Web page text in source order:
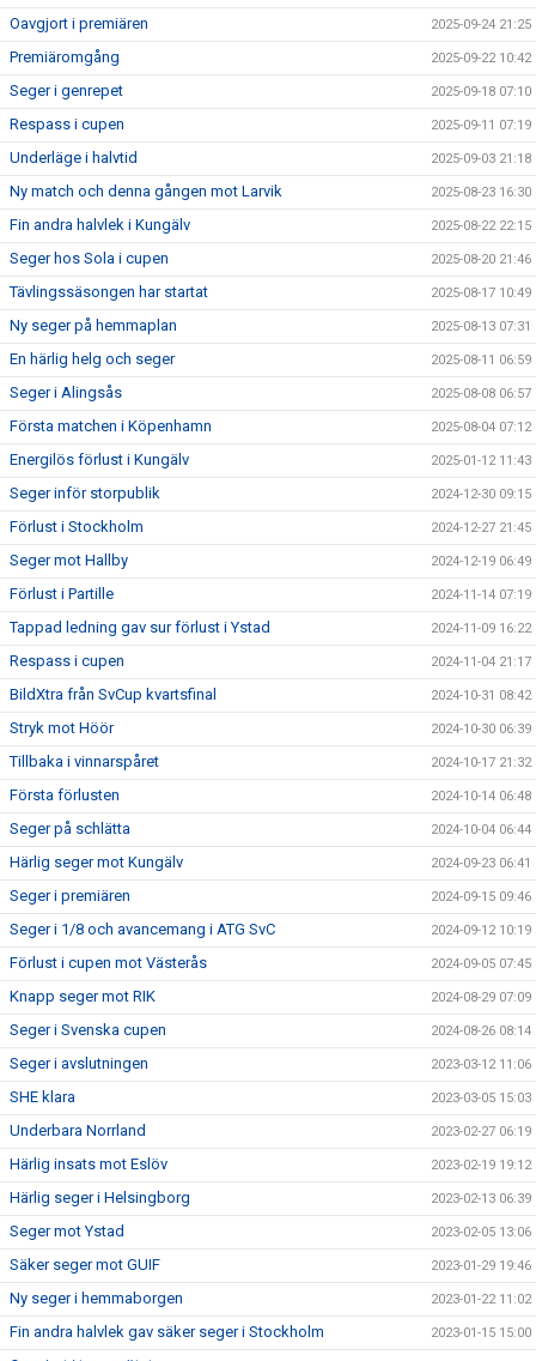
Oavgjort i premiären 2025-09-24 21:25
Premiäromgång 2025-09-22 10:42
Seger i genrepet 2025-09-18 07:10
Respass i cupen 2025-09-11 07:19
Underläge i halvtid 2025-09-03 21:18
Ny match och denna gången mot Larvik 2025-08-23 16:30
Fin andra halvlek i Kungälv 2025-08-22 22:15
Seger hos Sola i cupen 2025-08-20 21:46
Tävlingssäsongen har startat 2025-08-17 10:49
Ny seger på hemmaplan 2025-08-13 07:31
En härlig helg och seger 2025-08-11 06:59
Seger i Alingsås 2025-08-08 06:57
Första matchen i Köpenhamn 2025-08-04 07:12
Energilös förlust i Kungälv 2025-01-12 11:43
Seger inför storpublik 2024-12-30 09:15
Förlust i Stockholm 2024-12-27 21:45
Seger mot Hallby 2024-12-19 06:49
Förlust i Partille 2024-11-14 07:19
Tappad ledning gav sur förlust i Ystad 2024-11-09 16:22
Respass i cupen 2024-11-04 21:17
BildXtra från SvCup kvartsfinal 2024-10-31 08:42
Stryk mot Höör 2024-10-30 06:39
Tillbaka i vinnarspåret 2024-10-17 21:32
Första förlusten 2024-10-14 06:48
Seger på schlätta 2024-10-04 06:44
Härlig seger mot Kungälv 2024-09-23 06:41
Seger i premiären 2024-09-15 09:46
Seger i 1/8 och avancemang i ATG SvC 2024-09-12 10:19
Förlust i cupen mot Västerås 2024-09-05 07:45
Knapp seger mot RIK 2024-08-29 07:09
Seger i Svenska cupen 2024-08-26 08:14
Seger i avslutningen 2023-03-12 11:06
SHE klara 2023-03-05 15:03
Underbara Norrland 2023-02-27 06:19
Härlig insats mot Eslöv 2023-02-19 19:12
Härlig seger i Helsingborg 2023-02-13 06:39
Seger mot Ystad 2023-02-05 13:06
Säker seger mot GUIF 2023-01-29 19:46
Ny seger i hemmaborgen 2023-01-22 11:02
Fin andra halvlek gav säker seger i Stockholm 2023-01-15 15:00